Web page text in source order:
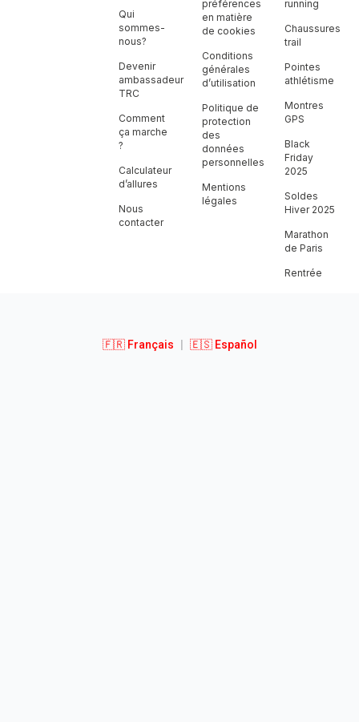
Qui
sommes-
nous?
Devenir
ambassadeur
TRC
Comment
ça marche
?
Calculateur
d’allures
Nous
contacter
préférences
en matière
de cookies
Conditions
générales
d’utilisation
Politique de
protection
des
données
personnelles
Mentions
légales
running
Chaussures
trail
Pointes
athlétisme
Montres
GPS
Black
Friday
2025
Soldes
Hiver 2025
Marathon
de Paris
Rentrée
🇫🇷 Français 🇪🇸 Español